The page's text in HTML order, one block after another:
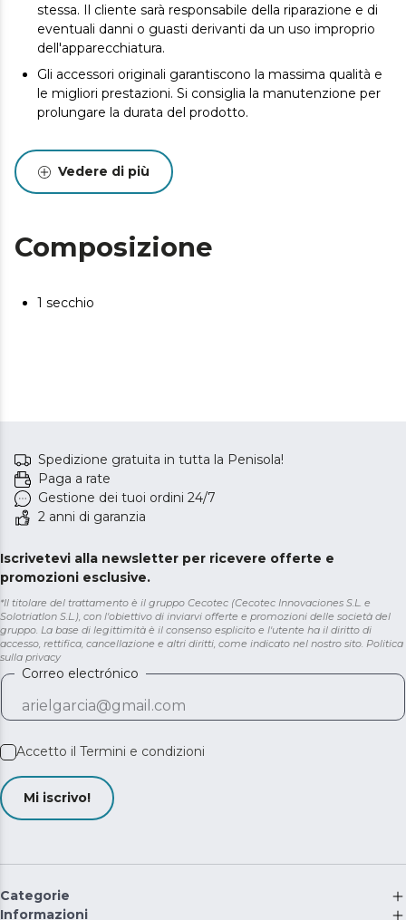
stessa. Il cliente sarà responsabile della riparazione e di
eventuali danni o guasti derivanti da un uso improprio
dell'apparecchiatura.
Gli accessori originali garantiscono la massima qualità e
le migliori prestazioni. Si consiglia la manutenzione per
prolungare la durata del prodotto.
Vedere di più
Composizione
1 secchio
Spedizione gratuita in tutta la Penisola!
Paga a rate
Gestione dei tuoi ordini 24/7
2 anni di garanzia
Iscrivetevi alla newsletter per ricevere offerte e
promozioni esclusive.
*Il titolare del trattamento è il gruppo Cecotec (Cecotec Innovaciones S.L. e
Solotriatlon S.L.), con l'obiettivo di inviarvi offerte e promozioni delle società del
gruppo. La base di legittimità è il consenso esplicito e l'utente ha il diritto di
accesso, rettifica, cancellazione e altri diritti, come indicato nel nostro sito. Politica
sulla privacy
Correo electrónico
Accetto il Termini e condizioni
Mi iscrivo!
Categorie
Informazioni